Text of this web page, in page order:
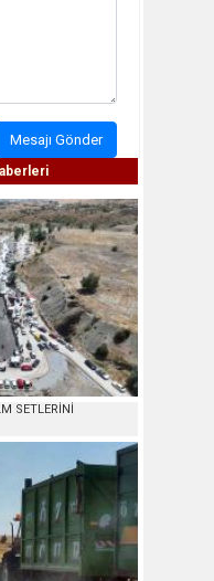
Mesajı Gönder
SETLERİNİ